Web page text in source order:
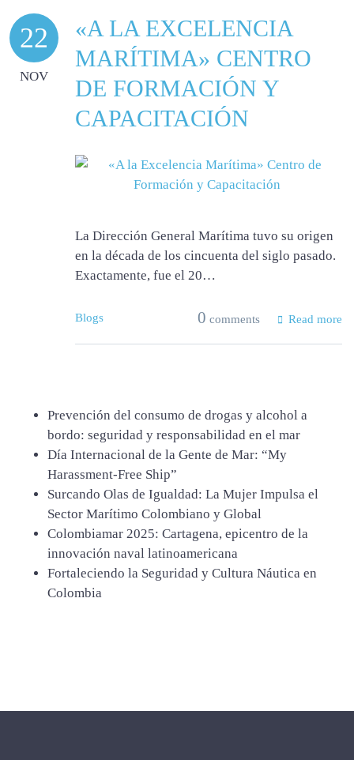
22
NOV
«A LA EXCELENCIA
MARÍTIMA» CENTRO
DE FORMACIÓN Y
CAPACITACIÓN
La Dirección General Marítima tuvo su origen
en la década de los cincuenta del siglo pasado.
Exactamente, fue el 20…
Blogs 0 comments Read more
Prevención del consumo de drogas y alcohol a
bordo: seguridad y responsabilidad en el mar
Día Internacional de la Gente de Mar: “My
Harassment‑Free Ship”
Surcando Olas de Igualdad: La Mujer Impulsa el
Sector Marítimo Colombiano y Global
Colombiamar 2025: Cartagena, epicentro de la
innovación naval latinoamericana
Fortaleciendo la Seguridad y Cultura Náutica en
Colombia